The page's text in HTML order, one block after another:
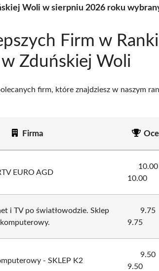
Woli w sierpniu 2026 roku
Firm w
Zduńskiej Woli
firm, które znajdziesz w naszym
Firma
EURO AGD
10.00
10.00
i TV po światłowodzie. Sklep
komputerowy.
9.75
9.75
- SKLEP K2
9.50
9.50